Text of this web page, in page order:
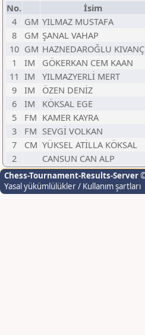
No. İsim
4
GM YILMAZ MUSTAFA
8
GM ŞANAL VAHAP
10 GM HAZNEDAROĞLU KIVANÇ
1
IM GÖKERKAN CEM KAAN
11 IM YILMAZYERLİ MERT
9
IM ÖZEN DENİZ
6
IM KÖKSAL EGE
5
FM KAMER KAYRA
3
FM SEVGİ VOLKAN
7
CM YÜKSEL ATİLLA KÖKSAL
2
CANSUN CAN ALP
Chess-Tournament-Results-Server
Yasal yükümlülükler / Kullanım şartları